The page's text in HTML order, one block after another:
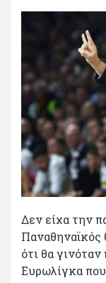
Δεν είχα την
Παναθηναϊκός
ότι θα
Ευρωλίγκα